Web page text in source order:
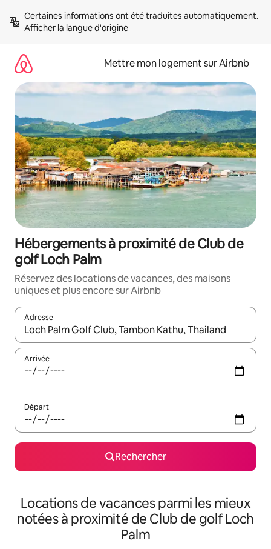
directement
Afficher la langue d'origine
Mettre mon logement sur Airbnb
Hébergements à proximité de Club de
golf Loch Palm
Réservez des locations de vacances, des maisons
uniques et plus encore sur Airbnb
Adresse
Lorsque les résultats s'affichent, utilisez les flèches vers le
Arrivée
Départ
Rechercher
Locations de vacances parmi les mieux
notées à proximité de Club de golf Loch
Palm